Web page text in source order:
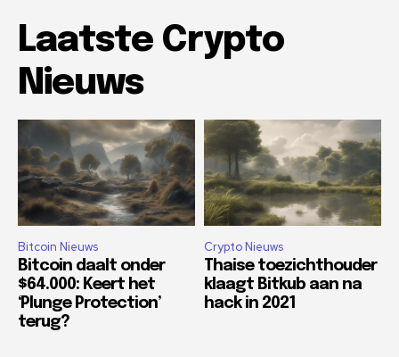
Laatste Crypto
Nieuws
Bitcoin Nieuws
Bitcoin daalt onder
$64.000: Keert het
‘Plunge Protection’
terug?
Crypto Nieuws
Thaise toezichthouder
klaagt Bitkub aan na
hack in 2021